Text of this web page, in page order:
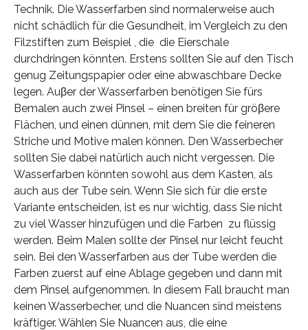
Technik. Die Wasserfarben sind normalerweise auch
nicht schädlich für die Gesundheit, im Vergleich zu den
Filzstiften zum Beispiel , die die Eierschale
durchdringen könnten. Erstens sollten Sie auf den Tisch
genug Zeitungspapier oder eine abwaschbare Decke
legen. Auβer der Wasserfarben benötigen Sie fürs
Bemalen auch zwei Pinsel – einen breiten für gröβere
Flächen, und einen dünnen, mit dem Sie die feineren
Striche und Motive malen können. Den Wasserbecher
sollten Sie dabei natürlich auch nicht vergessen. Die
Wasserfarben könnten sowohl aus dem Kasten, als
auch aus der Tube sein. Wenn Sie sich für die erste
Variante entscheiden, ist es nur wichtig, dass Sie nicht
zu viel Wasser hinzufügen und die Farben zu flüssig
werden. Beim Malen sollte der Pinsel nur leicht feucht
sein. Bei den Wasserfarben aus der Tube werden die
Farben zuerst auf eine Ablage gegeben und dann mit
dem Pinsel aufgenommen. In diesem Fall braucht man
keinen Wasserbecher, und die Nuancen sind meistens
kräftiger. Wählen Sie Nuancen aus, die eine